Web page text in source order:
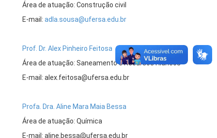
Área de atuação: Construção civil
E-mail: adla.sousa@ufersa.edu.br
Prof. Dr. Alex Pinheiro Feitosa
Área de atuação: Saneamento e Recursos Hídricos
E-mail: alex.feitosa@ufersa.edu.br
Profa. Dra. Aline Mara Maia Bessa
Área de atuação: Química
E-mail: aline.bessa@ufersa.edu.br